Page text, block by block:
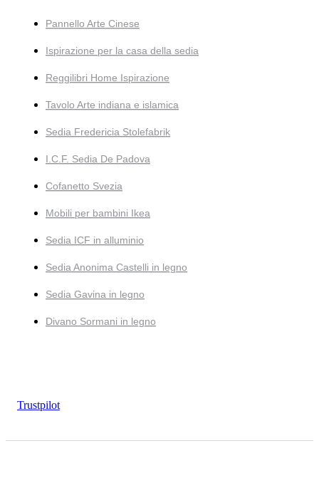
Pannello Arte Cinese
Ispirazione per la casa della sedia
Reggilibri Home Ispirazione
Tavolo Arte indiana e islamica
Sedia Fredericia Stolefabrik
I.C.F. Sedia De Padova
Cofanetto Svezia
Mobili per bambini Ikea
Sedia ICF in alluminio
Sedia Anonima Castelli in legno
Sedia Gavina in legno
Divano Sormani in legno
Trustpilot